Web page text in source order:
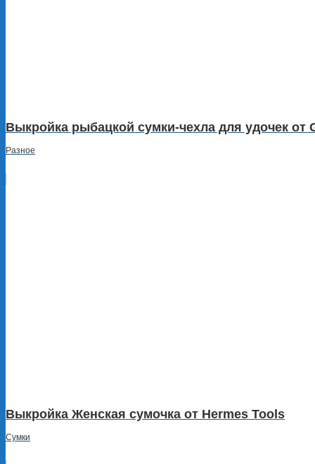
Выкройка рыбацкой сумки-чехла для удочек от
Разное
Выкройка Женская сумочка от Hermes Tools
Сумки